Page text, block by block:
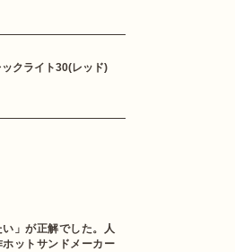
クライト30(レッド)
」が正解でした。人
ットサンドメーカー